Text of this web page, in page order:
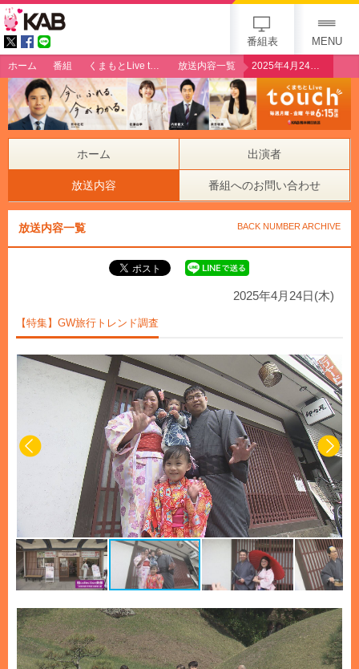
番組表 MENU
ホーム 番組 くまもとLive touch 放送内容一覧 2025年4月24日（木）【特集】GW旅行トレンド調査
ホーム 出演者
放送内容 番組へのお問い合わせ
放送内容一覧 BACK NUMBER ARCHIVE
2025年4月24日(木)
【特集】GW旅行トレンド調査